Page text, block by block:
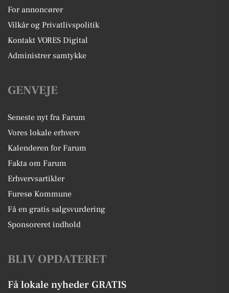
For annoncører
Vilkår og Privatlivspolitik
Kontakt VORES Digital
Administrer samtykke
GENVEJE
Seneste nyt fra Farum
Vores lokale erhverv
Kalenderen for Farum
Fakta om Farum
Erhvervsartikler
Furesø Kommune
Få en gratis salgsvurdering
Sponsoreret indhold
BLIV OPDATERET
Få lokale nyheder GRATIS